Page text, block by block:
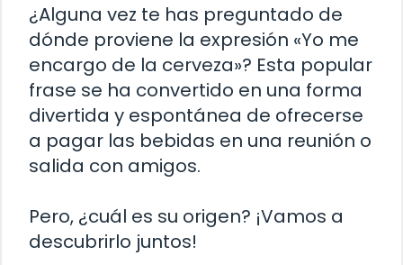
¿Alguna vez te has preguntado de
dónde proviene la expresión «Yo me
encargo de la cerveza»? Esta popular
frase se ha convertido en una forma
divertida y espontánea de ofrecerse
a pagar las bebidas en una reunión o
salida con amigos.
Pero, ¿cuál es su origen? ¡Vamos a
descubrirlo juntos!